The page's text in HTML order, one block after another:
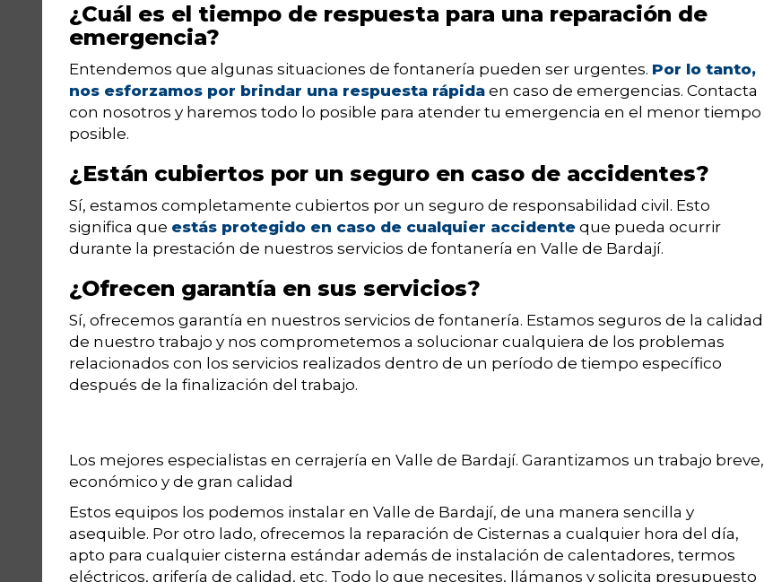
¿Cuál es el tiempo de respuesta para una reparación de
emergencia?
Entendemos que algunas situaciones de fontanería pueden ser urgentes. Por lo tanto,
nos esforzamos por brindar una respuesta rápida en caso de emergencias. Contacta
con nosotros y haremos todo lo posible para atender tu emergencia en el menor tiempo
posible.
¿Están cubiertos por un seguro en caso de accidentes?
Sí, estamos completamente cubiertos por un seguro de responsabilidad civil. Esto
significa que estás protegido en caso de cualquier accidente que pueda ocurrir
durante la prestación de nuestros servicios de fontanería en Valle de Bardají.
¿Ofrecen garantía en sus servicios?
Sí, ofrecemos garantía en nuestros servicios de fontanería. Estamos seguros de la calidad
de nuestro trabajo y nos comprometemos a solucionar cualquiera de los problemas
relacionados con los servicios realizados dentro de un período de tiempo específico
después de la finalización del trabajo.
Los mejores especialistas en cerrajería en Valle de Bardají. Garantizamos un trabajo breve,
económico y de gran calidad
Estos equipos los podemos instalar en Valle de Bardají, de una manera sencilla y
asequible. Por otro lado, ofrecemos la reparación de Cisternas a cualquier hora del día,
apto para cualquier cisterna estándar además de instalación de calentadores, termos
eléctricos, grifería de calidad, etc. Todo lo que necesites, llámanos y solicita presupuesto